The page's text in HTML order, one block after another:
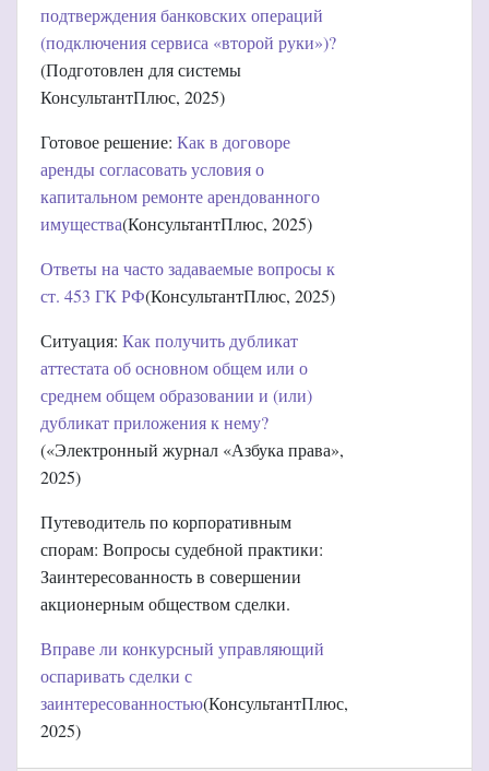
подтверждения банковских операций
(подключения сервиса «второй руки»)?
(Подготовлен для системы
КонсультантПлюс, 2025)
Готовое решение: Как в договоре
аренды согласовать условия о
капитальном ремонте арендованного
имущества(КонсультантПлюс, 2025)
Ответы на часто задаваемые вопросы к
ст. 453 ГК РФ(КонсультантПлюс, 2025)
Ситуация: Как получить дубликат
аттестата об основном общем или о
среднем общем образовании и (или)
дубликат приложения к нему?
(«Электронный журнал «Азбука права»,
2025)
Путеводитель по корпоративным
спорам: Вопросы судебной практики:
Заинтересованность в совершении
акционерным обществом сделки.
Вправе ли конкурсный управляющий
оспаривать сделки с
заинтересованностью(КонсультантПлюс,
2025)